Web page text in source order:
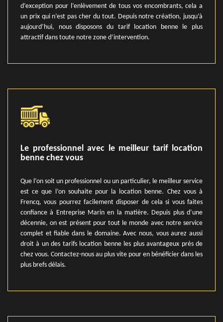
d’exception pour l’enlèvement de tous vos encombrants, cela a
un prix qui n’est pas cher du tout. Depuis notre création, jusqu’à
aujourd’hui, nous disposons du tarif location benne le plus
attractif dans toute notre zone d’intervention.
Le professionnel avec le meilleur tarif location
benne chez vous
Que l’on soit un professionnel ou un particulier, le meilleur service
est ce que l’on souhaite pour la location benne. Chez vous à
Frencq, vous pourrez facilement disposer de cela si vous faites
confiance à Entreprise Marin en la matière. Depuis plus d’une
décennie, on est présent pour tout le monde avec notre service
complet et fiable dans le domaine. Avec nous, vous aurez aussi
droit à un des tarifs location benne les plus avantageux près de
chez vous. Contactez-nous au plus vite pour en bénéficier dans les
plus brefs délais.